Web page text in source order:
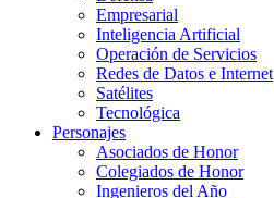
Empresarial
Inteligencia Artificial
Operación de Servicios
Redes de Datos e Internet
Satélites
Tecnológica
Personajes
Asociados de Honor
Colegiados de Honor
Ingenieros del Año